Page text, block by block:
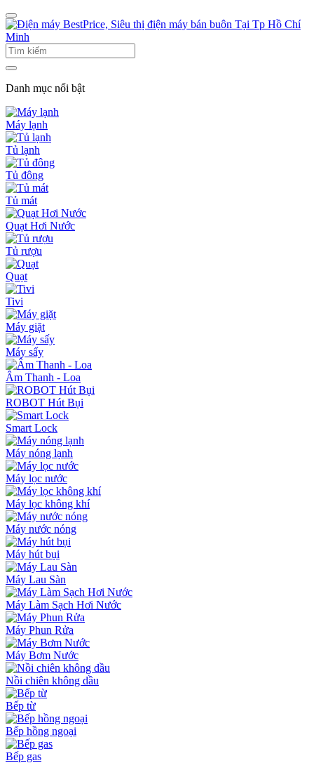
Danh mục nổi bật
Máy lạnh
Tủ lạnh
Tủ đông
Tủ mát
Quạt Hơi Nước
Tủ rượu
Quạt
Tivi
Máy giặt
Máy sấy
Âm Thanh - Loa
ROBOT Hút Bụi
Smart Lock
Máy nóng lạnh
Máy lọc nước
Máy lọc không khí
Máy nước nóng
Máy hút bụi
Máy Lau Sàn
Máy Làm Sạch Hơi Nước
Máy Phun Rửa
Máy Bơm Nước
Nồi chiên không dầu
Bếp từ
Bếp hồng ngoại
Bếp gas